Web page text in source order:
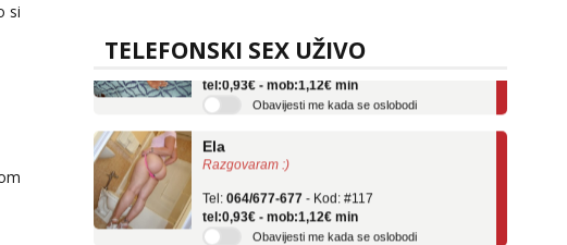
si
TELEFONSKI SEX UŽIVO
Tel:064/677-677
- Kod: #136
Obavijesti me kada se oslobodi
Razgovaram :)
tel:0,93€ - mob:1,12€ min
Obavijesti me kada se oslobodi